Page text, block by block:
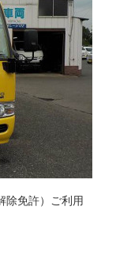
免許）ご利用